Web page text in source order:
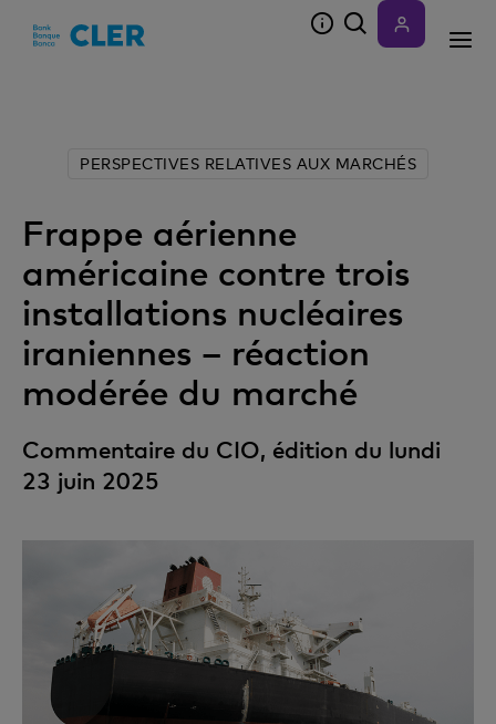
PERSPECTIVES RELATIVES AUX MARCHÉS
Frappe aérienne
américaine contre trois
installations nucléaires
iraniennes – réaction
modérée du marché
Commentaire du CIO, édition du lundi
23 juin 2025